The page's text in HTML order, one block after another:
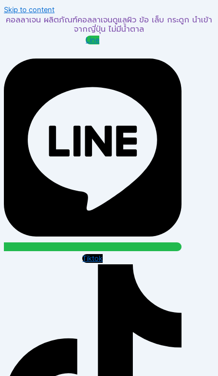
Skip to content
คอลลาเจน ผลิตภัณฑ์คอลลาเจนดูแลผิว ข้อ เล็บ กระดูก นำเข้า
จากญี่ปุ่น ไม่มีน้ำตาล
Line
Tiktok